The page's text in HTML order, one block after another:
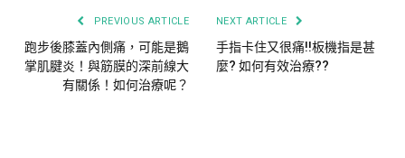
PREVIOUS ARTICLE
跑步後膝蓋內側痛，可能是鵝
掌肌腱炎！與筋膜的深前線大
有關係！如何治療呢？
NEXT ARTICLE
手指卡住又很痛!!板機指是甚
麼? 如何有效治療??